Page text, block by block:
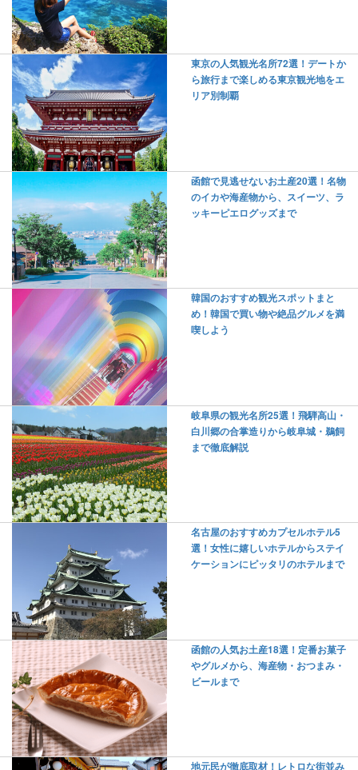
東京の人気観光名所72選！デートか
ら旅行まで楽しめる東京観光地をエ
リア別制覇
函館で見逃せないお土産20選！名物
のイカや海産物から、スイーツ、ラ
ッキーピエログッズまで
韓国のおすすめ観光スポットまと
め！韓国で買い物や絶品グルメを満
喫しよう
岐阜県の観光名所25選！飛騨高山・
白川郷の合掌造りから岐阜城・鵜飼
まで徹底解説
名古屋のおすすめカプセルホテル5
選！女性に嬉しいホテルからステイ
ケーションにピッタリのホテルまで
函館の人気お土産18選！定番お菓子
やグルメから、海産物・おつまみ・
ビールまで
地元民が徹底取材！レトロな街並み